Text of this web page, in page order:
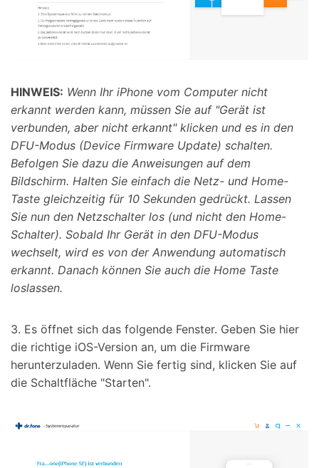
HINWEIS: Wenn Ihr iPhone vom Computer nicht
erkannt werden kann, müssen Sie auf "Gerät ist
verbunden, aber nicht erkannt" klicken und es in den
DFU-Modus (Device Firmware Update) schalten.
Befolgen Sie dazu die Anweisungen auf dem
Bildschirm. Halten Sie einfach die Netz- und Home-
Taste gleichzeitig für 10 Sekunden gedrückt. Lassen
Sie nun den Netzschalter los (und nicht den Home-
Schalter). Sobald Ihr Gerät in den DFU-Modus
wechselt, wird es von der Anwendung automatisch
erkannt. Danach können Sie auch die Home Taste
loslassen.
3. Es öffnet sich das folgende Fenster. Geben Sie hier
die richtige iOS-Version an, um die Firmware
herunterzuladen. Wenn Sie fertig sind, klicken Sie auf
die Schaltfläche "Starten".